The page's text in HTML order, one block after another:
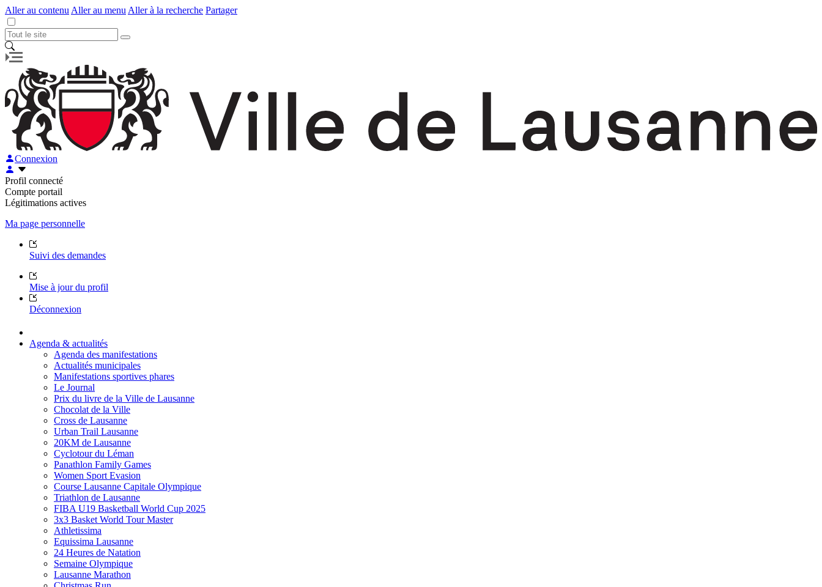
Aller au contenu Aller au menu Aller à la recherche Partager
Connexion
Profil connecté
Compte portail
Légitimations actives
Ma page personnelle
Suivi des demandes
Mise à jour du profil
Déconnexion
Agenda & actualités
Agenda des manifestations
Actualités municipales
Manifestations sportives phares
Le Journal
Prix du livre de la Ville de Lausanne
Chocolat de la Ville
Cross de Lausanne
Urban Trail Lausanne
20KM de Lausanne
Cyclotour du Léman
Panathlon Family Games
Women Sport Evasion
Course Lausanne Capitale Olympique
Triathlon de Lausanne
FIBA U19 Basketball World Cup 2025
3x3 Basket World Tour Master
Athletissima
Equissima Lausanne
24 Heures de Natation
Semaine Olympique
Lausanne Marathon